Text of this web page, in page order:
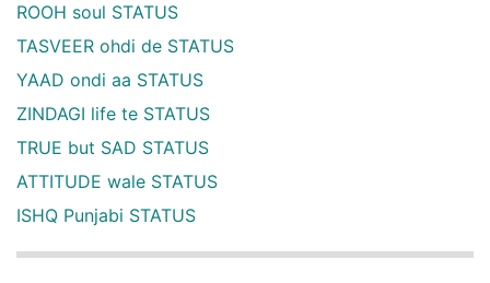
ROOH soul STATUS
TASVEER ohdi de STATUS
YAAD ondi aa STATUS
ZINDAGI life te STATUS
TRUE but SAD STATUS
ATTITUDE wale STATUS
ISHQ Punjabi STATUS